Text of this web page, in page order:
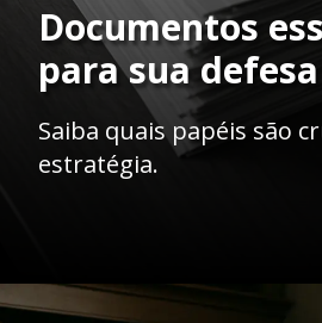
Documentos
para sua defesa
Saiba quais papéis são
estratégia.
Opening